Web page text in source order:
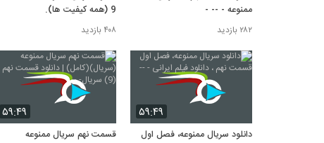
ممنوعه - -- -
۲۸۲ بازدید
9 (همه کیفیت ها).
۴۰۸ بازدید
۵۹:۴۹
دانلود سریال ممنوعه، فصل اول
۵۹:۴۹
قسمت نهم سریال ممنوعه